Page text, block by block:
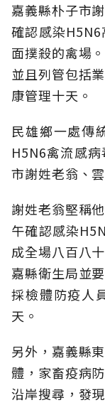
嘉義縣朴子市
確認感染
面撲殺的禽場
並且列管包括
康管理十天。
民雄鄉一處傳
H5N6禽流感
市謝姓老翁、
謝姓老翁堅稱
午確認感染
成全場八百八
嘉縣衛生局並
採檢體防疫人
天。
另外，嘉義縣
體，家畜疫病
沿岸搜尋，發